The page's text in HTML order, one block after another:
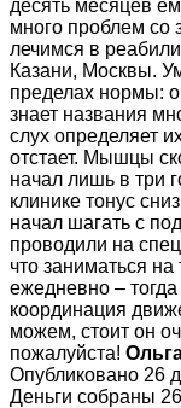
десять месяцев
много проблем со
лечимся в
Казани, Москвы.
пределах нормы:
знает названия
слух определяет
отстает. Мышцы
начал лишь в три
клинике тонус
начал шагать с
проводили на
что заниматься
ежедневно –
координация
можем, стоит он
пожалуйста!
Опубликовано 26
Деньги собраны